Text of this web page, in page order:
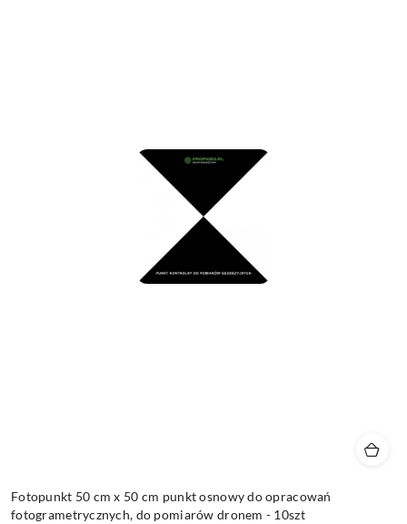
Fotopunkt 50 cm x 50 cm punkt osnowy do opracowań
fotogrametrycznych, do pomiarów dronem - 10szt